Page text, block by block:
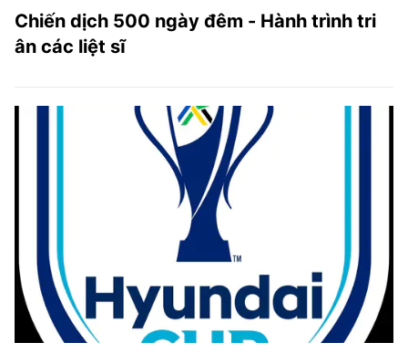
Chiến dịch 500 ngày đêm - Hành trình tri
ân các liệt sĩ